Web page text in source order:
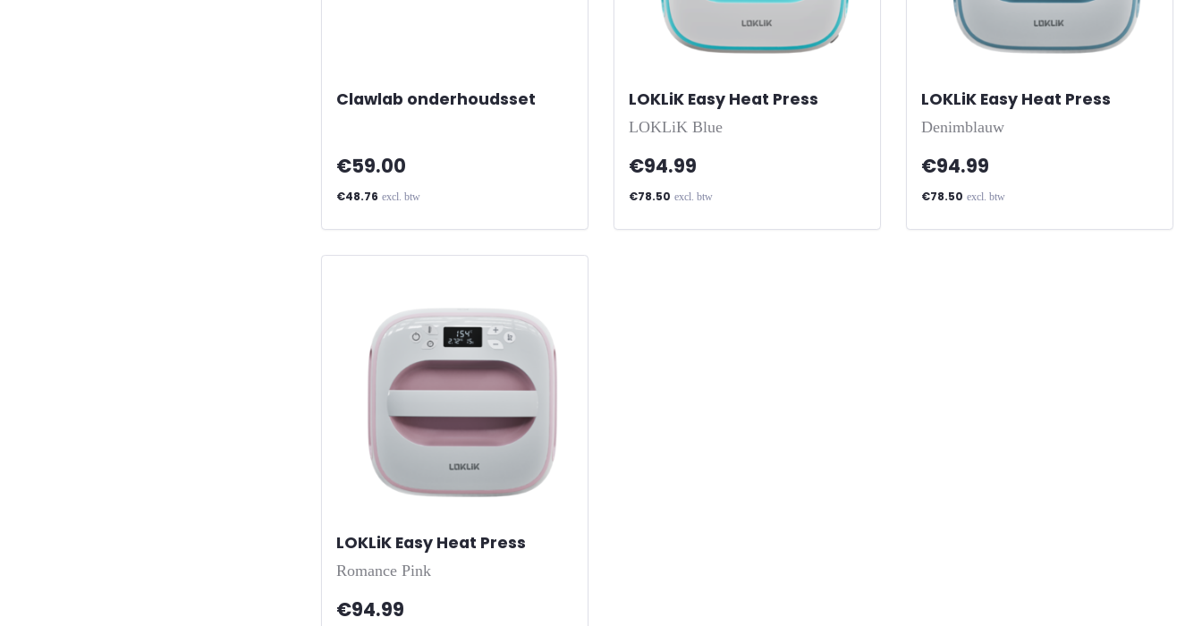
Clawlab onderhoudsset
€59.00
€48.76 excl. btw
LOKLiK Easy Heat Press
LOKLiK Blue
€94.99
€78.50 excl. btw
LOKLiK Easy Heat Press
Denimblauw
€94.99
€78.50 excl. btw
LOKLiK Easy Heat Press
Romance Pink
€94.99